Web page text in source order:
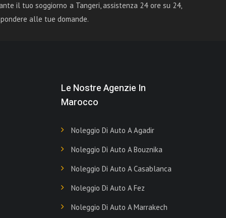
il tuo soggiorno a Tangeri, assistenza 24 ore su 24,
alle tue domande.
Le Nostre Agenzie In
Marocco
Noleggio Di Auto A Agadir
Noleggio Di Auto A Bouznika
Noleggio Di Auto A Casablanca
Noleggio Di Auto A Fez
Noleggio Di Auto A Marrakech